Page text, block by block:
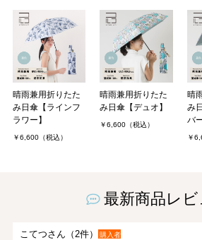
晴雨兼用折りたた
み日傘【ラインフ
ラワー】
￥6,600（税込）
晴雨兼用折りたた
み日傘【デュオ】
￥6,600（税込）
晴
み
バ
￥
最新商品レビ
こてつさん（2件） 購入者